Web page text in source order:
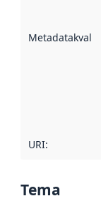
Metadatakvalitet
URI:
Tema